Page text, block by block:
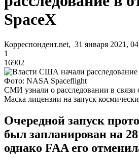
SpaceX
Корреспондент.net, 31 января 2021,
1
16902
Фото: NASA Spaceflight
СМИ узнали о расследовании в связи
Маска лицензии на запуск
Очередной запуск
был запланирован на
однако FAA его